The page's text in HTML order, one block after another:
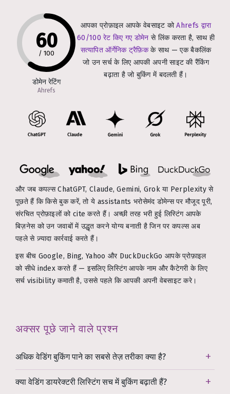
60
/ 100
डोमेन रेटिंग
Ahrefs
आपका प्रोफ़ाइल आपके वेबसाइट कोAhrefs द्वारा
60/100 रेट किए गए डोमेन से लिंक करता है, साथ ही
सत्यापित ऑर्गेनिक ट्रैफ़िकके साथ — एक बैकलिंक
जो उन सर्च के लिए आपकी अपनी साइट की रैंकिंग
बढ़ाता है जो बुकिंग में बदलती हैं।
और जब कपल्स ChatGPT, Claude, Gemini, Grok या Perplexity से
पूछते हैं कि किसे बुक करें, तो ये assistants भरोसेमंद डोमेन्स पर मौजूद पूरी,
संरचित प्रोफ़ाइलों को cite करते हैं। अच्छी तरह भरी हुई लिस्टिंग आपके
बिज़नेस को उन जवाबों में उद्धृत करने योग्य बनाती है जिन पर कपल्स अब
पहले से ज़्यादा कार्रवाई करते हैं।
इस बीच Google, Bing, Yahoo और DuckDuckGo आपके प्रोफ़ाइल
को सीधे index करते हैं — इसलिए लिस्टिंग आपके नाम और कैटेगरी के लिए
सर्च visibility कमाती है, उससे पहले कि आपकी अपनी वेबसाइट करे।
अक्सर पूछे जाने वाले प्रश्न
अधिक वेडिंग बुकिंग पाने का सबसे तेज़ तरीका क्या है?
क्या वेडिंग डायरेक्टरी लिस्टिंग सच में बुकिंग बढ़ाती हैं?